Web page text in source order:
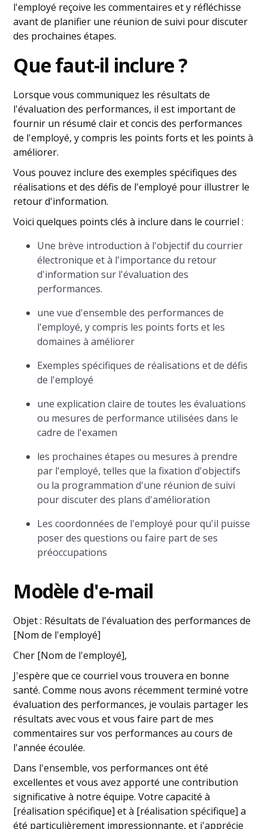
l'employé reçoive les commentaires et y réfléchisse
avant de planifier une réunion de suivi pour discuter
des prochaines étapes.
Que faut-il inclure ?
Lorsque vous communiquez les résultats de
l'évaluation des performances, il est important de
fournir un résumé clair et concis des performances
de l'employé, y compris les points forts et les points à
améliorer.
Vous pouvez inclure des exemples spécifiques des
réalisations et des défis de l'employé pour illustrer le
retour d'information.
Voici quelques points clés à inclure dans le courriel :
Une brève introduction à l'objectif du courrier
électronique et à l'importance du retour
d'information sur l'évaluation des
performances.
une vue d'ensemble des performances de
l'employé, y compris les points forts et les
domaines à améliorer
Exemples spécifiques de réalisations et de défis
de l'employé
une explication claire de toutes les évaluations
ou mesures de performance utilisées dans le
cadre de l'examen
les prochaines étapes ou mesures à prendre
par l'employé, telles que la fixation d'objectifs
ou la programmation d'une réunion de suivi
pour discuter des plans d'amélioration
Les coordonnées de l'employé pour qu'il puisse
poser des questions ou faire part de ses
préoccupations
Modèle d'e-mail
Objet : Résultats de l'évaluation des performances de
[Nom de l'employé]
Cher [Nom de l'employé],
J'espère que ce courriel vous trouvera en bonne
santé. Comme nous avons récemment terminé votre
évaluation des performances, je voulais partager les
résultats avec vous et vous faire part de mes
commentaires sur vos performances au cours de
l'année écoulée.
Dans l'ensemble, vos performances ont été
excellentes et vous avez apporté une contribution
significative à notre équipe. Votre capacité à
[réalisation spécifique] et à [réalisation spécifique] a
été particulièrement impressionnante, et j'apprécie